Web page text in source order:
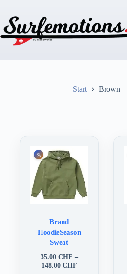
springen
Start Brown
Brand
HoodieSeason
Sweat
35.00 CHF –
148.00 CHFPreisspanne: